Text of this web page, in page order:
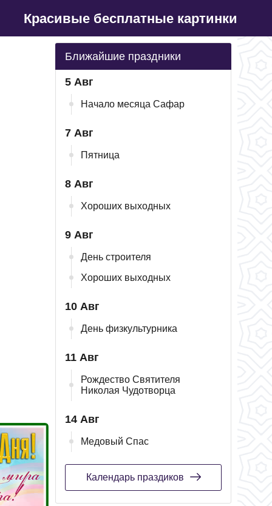
Красивые бесплатные картинки
Ближайшие праздники
5 Авг
Начало месяца Сафар
7 Авг
Пятница
8 Авг
Хороших выходных
9 Авг
День строителя
Хороших выходных
10 Авг
День физкультурника
11 Авг
Рождество Святителя
Николая Чудотворца
14 Авг
Медовый Спас
Календарь праздиков